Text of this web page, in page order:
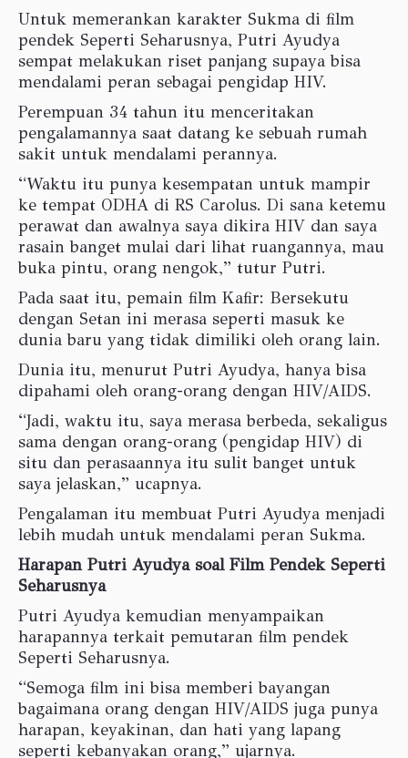
Untuk memerankan karakter Sukma di film
pendek Seperti Seharusnya, Putri Ayudya
sempat melakukan riset panjang supaya bisa
mendalami peran sebagai pengidap HIV.
Perempuan 34 tahun itu menceritakan
pengalamannya saat datang ke sebuah rumah
sakit untuk mendalami perannya.
“Waktu itu punya kesempatan untuk mampir
ke tempat ODHA di RS Carolus. Di sana ketemu
perawat dan awalnya saya dikira HIV dan saya
rasain banget mulai dari lihat ruangannya, mau
buka pintu, orang nengok,” tutur Putri.
Pada saat itu, pemain film Kafir: Bersekutu
dengan Setan ini merasa seperti masuk ke
dunia baru yang tidak dimiliki oleh orang lain.
Dunia itu, menurut Putri Ayudya, hanya bisa
dipahami oleh orang-orang dengan HIV/AIDS.
“Jadi, waktu itu, saya merasa berbeda, sekaligus
sama dengan orang-orang (pengidap HIV) di
situ dan perasaannya itu sulit banget untuk
saya jelaskan,” ucapnya.
Pengalaman itu membuat Putri Ayudya menjadi
lebih mudah untuk mendalami peran Sukma.
Harapan Putri Ayudya soal Film Pendek Seperti
Seharusnya
Putri Ayudya kemudian menyampaikan
harapannya terkait pemutaran film pendek
Seperti Seharusnya.
“Semoga film ini bisa memberi bayangan
bagaimana orang dengan HIV/AIDS juga punya
harapan, keyakinan, dan hati yang lapang
seperti kebanyakan orang,” ujarnya.